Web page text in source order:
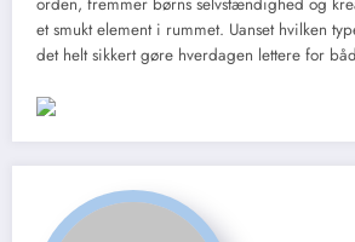
orden, fremmer børns selvstændighed og
et smukt element i rummet. Uanset hvilken
det helt sikkert gøre hverdagen lettere for